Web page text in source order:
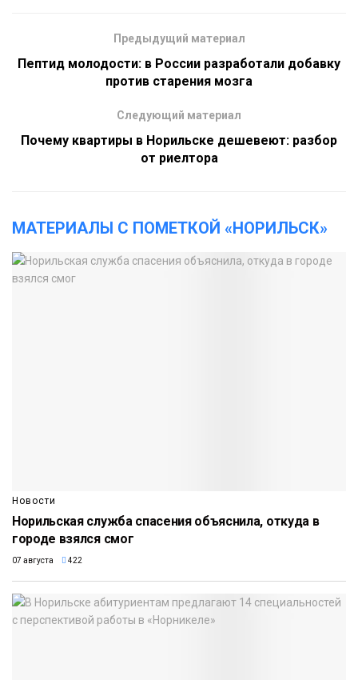
Предыдущий материал
Пептид молодости: в России разработали добавку
против старения мозга
Следующий материал
Почему квартиры в Норильске дешевеют: разбор
от риелтора
МАТЕРИАЛЫ С ПОМЕТКОЙ «НОРИЛЬСК»
Новости
Норильская служба спасения объяснила, откуда в
городе взялся смог
07 августа 422